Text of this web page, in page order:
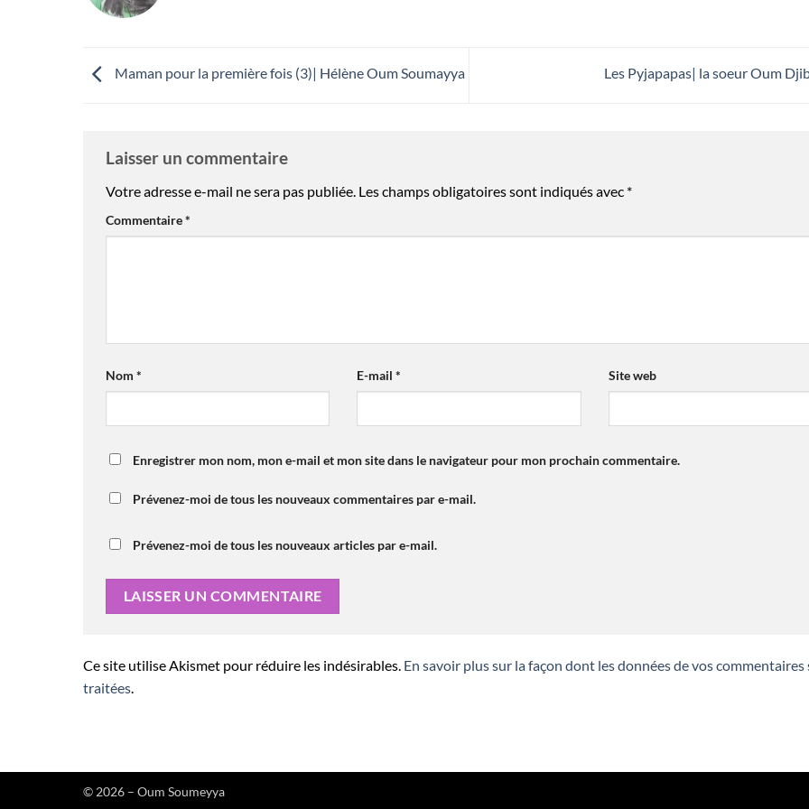
Maman pour la première fois (3)| Hélène Oum Soumayya Les Pyjapapas| la soeur Oum
Laisser un commentaire
Votre adresse e-mail ne sera pas publiée. Les champs obligatoires sont indiqués avec *
Commentaire*
Nom * E-mail* Site web
Enregistrer mon nom, mon e-mail et mon site dans le navigateur pour mon prochain commentaire.
Prévenez-moi de tous les nouveaux commentaires par e-mail.
Prévenez-moi de tous les nouveaux articles par e-mail.
Ce site utilise Akismet pour réduire les indésirables. En savoir plus sur la façon dont les données de vos commentaires
traitées.
© 2026 – Oum Soumeyya